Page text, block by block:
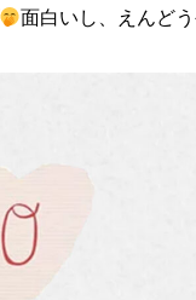
面白いし、えんど